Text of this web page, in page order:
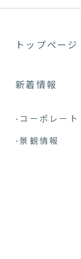
トップページ
新着情報
-コーポレート
-景観情報